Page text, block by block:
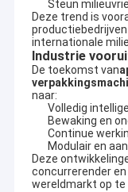
Steun
Deze trend is
productiebedrijven
internationale
Industrie
De toekomst van
naar:
Volledig
Bewaking en
Continue
Modulair en
Deze
concurrerender
wereldmarkt op te